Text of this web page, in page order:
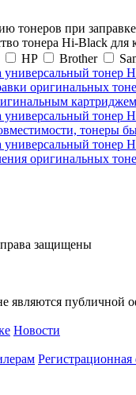
тонеров при
тонера Hi-Black для
HP Brother
универсальный тонер
оригинальных
универсальный тонер
тонеры
универсальный тонер
оригинальных
защищены
являются публичной
Новости